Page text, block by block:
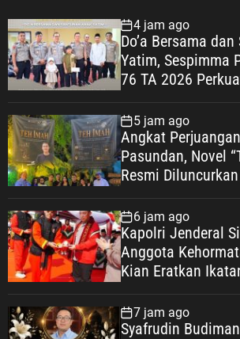
4 jam ago
Do’a Bersama
Yatim, Sespimma
76 TA 2026
5 jam ago
Angkat
Pasundan, Novel
Resmi
6 jam ago
Kapolri Jenderal
Anggota
Kian Eratkan
7 jam ago
Syafrudin